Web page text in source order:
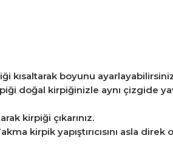
kısaltarak boyunu
doğal kirpiğinizle aynı çizgide
kirpiği çıkarınız.
kirpik yapıştırıcısını asla direk